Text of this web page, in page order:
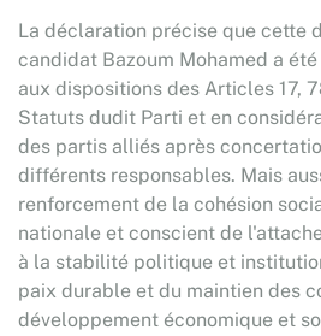
La déclaration précise que cette
candidat Bazoum Mohamed a
aux dispositions des Articles 17,
Statuts dudit Parti et en
des partis alliés après
différents responsables. Mais
renforcement de la cohésion
nationale et conscient de
à la stabilité politique et
paix durable et du maintien des
développement économique et